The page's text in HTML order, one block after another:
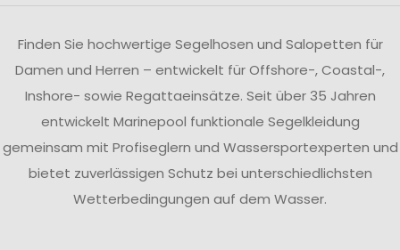
Finden Sie hochwertige Segelhosen und Salopetten für
Damen und Herren – entwickelt für Offshore-, Coastal-,
Inshore- sowie Regattaeinsätze. Seit über 35 Jahren
entwickelt Marinepool funktionale Segelkleidung
gemeinsam mit Profiseglern und Wassersportexperten und
bietet zuverlässigen Schutz bei unterschiedlichsten
Wetterbedingungen auf dem Wasser.